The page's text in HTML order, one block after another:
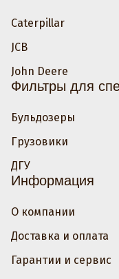
Caterpillar
JCB
John Deere
Фильтры для
Бульдозеры
Грузовики
ДГУ
Информация
О компании
Доставка и оплата
Гарантии и сервис